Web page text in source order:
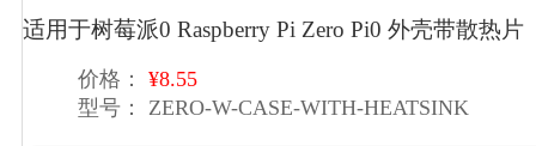
适用于树莓派0 Raspberry Pi Zero Pi0 外壳带散热片
价格：
¥8.55
型号：
ZERO-W-CASE-WITH-HEATSINK